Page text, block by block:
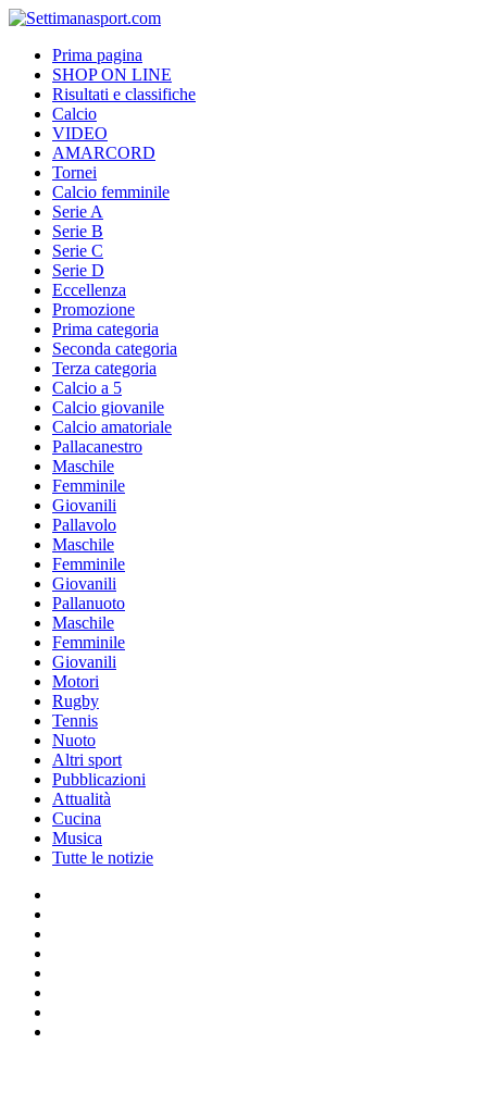
Prima pagina
SHOP ON LINE
Risultati e classifiche
Calcio
VIDEO
AMARCORD
Tornei
Calcio femminile
Serie A
Serie B
Serie C
Serie D
Eccellenza
Promozione
Prima categoria
Seconda categoria
Terza categoria
Calcio a 5
Calcio giovanile
Calcio amatoriale
Pallacanestro
Maschile
Femminile
Giovanili
Pallavolo
Maschile
Femminile
Giovanili
Pallanuoto
Maschile
Femminile
Giovanili
Motori
Rugby
Tennis
Nuoto
Altri sport
Pubblicazioni
Attualità
Cucina
Musica
Tutte le notizie